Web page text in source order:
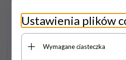
Ustawienia plików
Wymagane ciasteczka